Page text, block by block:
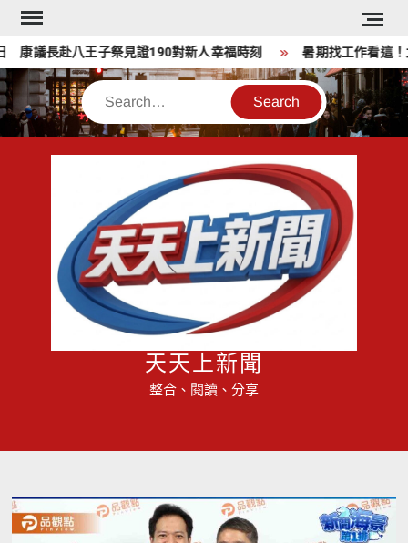
Skip
content
議長赴八王子祭見證190對新人幸福時刻 暑期找工作看這！
Search
天天上新聞
整合、閱讀、分享